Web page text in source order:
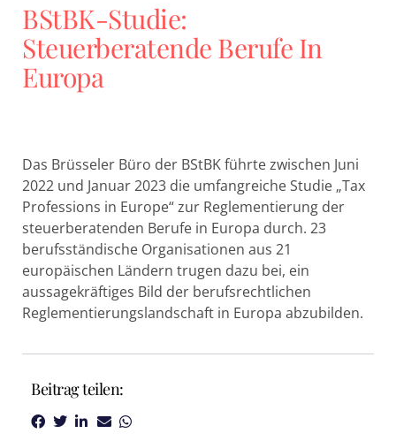
BStBK-Studie:
Steuerberatende Berufe In
Europa
Das Brüsseler Büro der BStBK führte zwischen Juni
2022 und Januar 2023 die umfangreiche Studie „Tax
Professions in Europe“ zur Reglementierung der
steuerberatenden Berufe in Europa durch. 23
berufsständische Organisationen aus 21
europäischen Ländern trugen dazu bei, ein
aussagekräftiges Bild der berufsrechtlichen
Reglementierungslandschaft in Europa abzubilden.
Beitrag teilen: